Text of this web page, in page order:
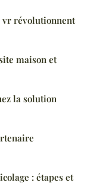
vr révolutionnent
maison et
la solution
: étapes et